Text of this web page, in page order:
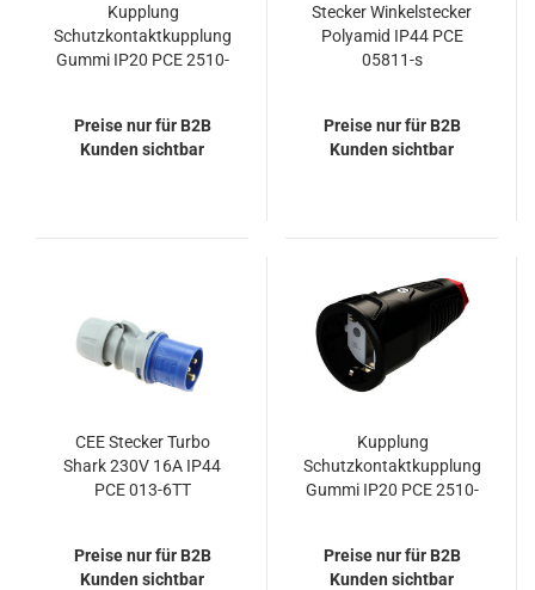
Kupplung
Schutzkontaktkupplung
Gummi IP20 PCE 2510-
Preise nur für B2B
Kunden sichtbar
Stecker Winkelstecker
Polyamid IP44 PCE
05811-s
Preise nur für B2B
Kunden sichtbar
CEE Stecker Turbo
Shark 230V 16A IP44
PCE 013-6TT
Preise nur für B2B
Kunden sichtbar
Kupplung
Schutzkontaktkupplung
Gummi IP20 PCE 2510-
Preise nur für B2B
Kunden sichtbar